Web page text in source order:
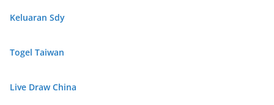
Keluaran Sdy
Togel Taiwan
Live Draw China